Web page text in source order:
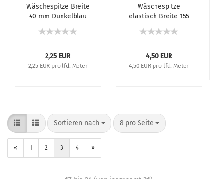
Wäschespitze Breite
40 mm Dunkelblau
2,25 EUR
2,25 EUR pro lfd. Meter
Wäschespitze
elastisch Breite 155
4,50 EUR
4,50 EUR pro lfd. Meter
Sortieren nach 8 pro Seite
« 1 2 3 4 »